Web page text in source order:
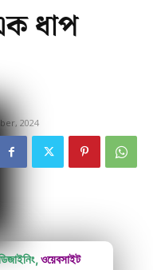
ধাপ
2024
ওয়েবসাইট